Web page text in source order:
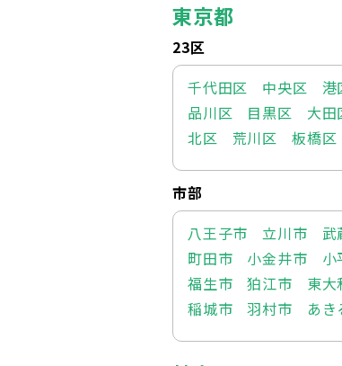
東京都
23区
千代田区
中央区 港
品川区
目黒区 大田
北区
荒川区 板橋区
市部
八王子市
立川市 武
町田市
小金井市 小
福生市
狛江市 東大
稲城市
羽村市 あ